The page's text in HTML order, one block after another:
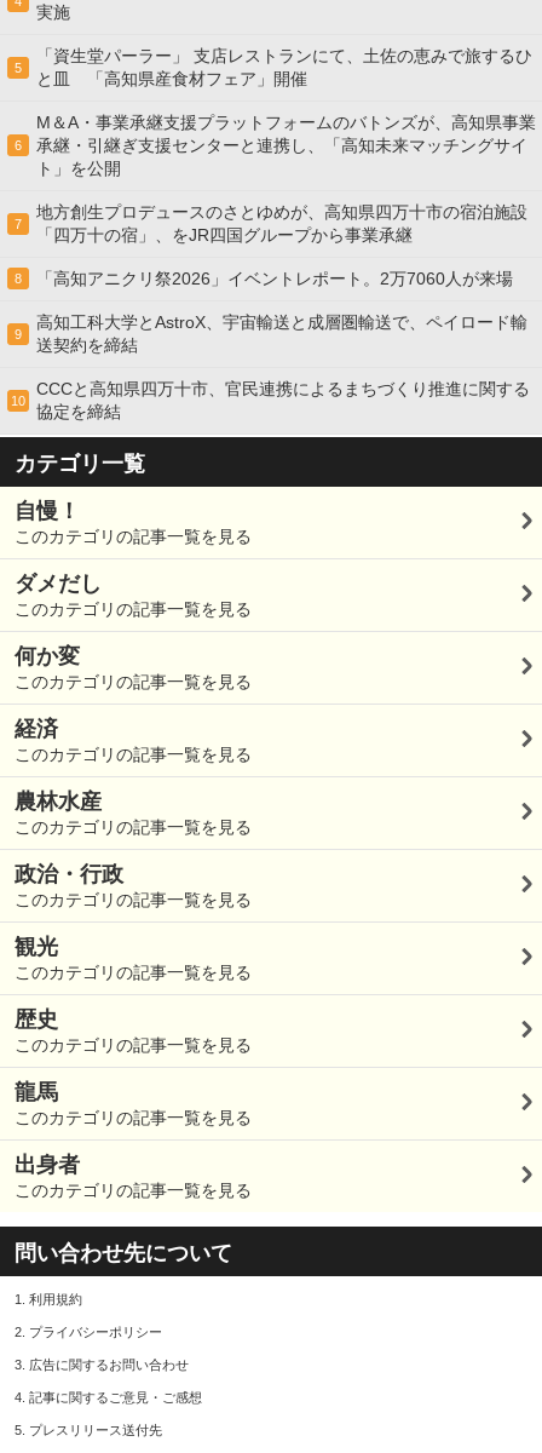
実施
5
「資生堂パーラー」 支店レストランにて、土佐の恵みで旅するひ
と皿 「高知県産食材フェア」開催
6
M＆A・事業承継支援プラットフォームのバトンズが、高知県事業
承継・引継ぎ支援センターと連携し、「高知未来マッチングサイ
ト」を公開
7
地方創生プロデュースのさとゆめが、高知県四万十市の宿泊施設
「四万十の宿」、をJR四国グループから事業承継
8 「高知アニクリ祭2026」イベントレポート。2万7060人が来場
9
高知工科大学とAstroX、宇宙輸送と成層圏輸送で、ペイロード輸
送契約を締結
10
CCCと高知県四万十市、官民連携によるまちづくり推進に関する
協定を締結
カテゴリ一覧
自慢！
このカテゴリの記事一覧を見る
ダメだし
このカテゴリの記事一覧を見る
何か変
このカテゴリの記事一覧を見る
経済
このカテゴリの記事一覧を見る
農林水産
このカテゴリの記事一覧を見る
政治・行政
このカテゴリの記事一覧を見る
観光
このカテゴリの記事一覧を見る
歴史
このカテゴリの記事一覧を見る
龍馬
このカテゴリの記事一覧を見る
出身者
このカテゴリの記事一覧を見る
問い合わせ先について
1. 利用規約
2. プライバシーポリシー
3. 広告に関するお問い合わせ
4. 記事に関するご意見・ご感想
5. プレスリリース送付先